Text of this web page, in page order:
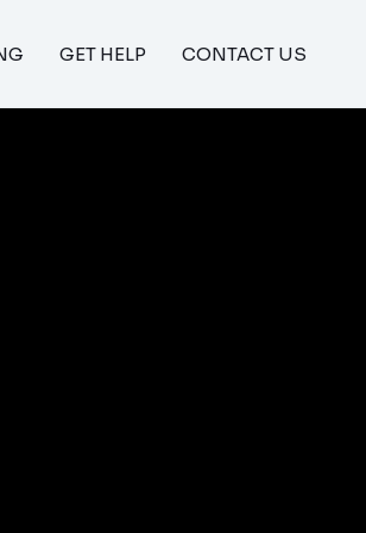
GET HELP CONTACT US